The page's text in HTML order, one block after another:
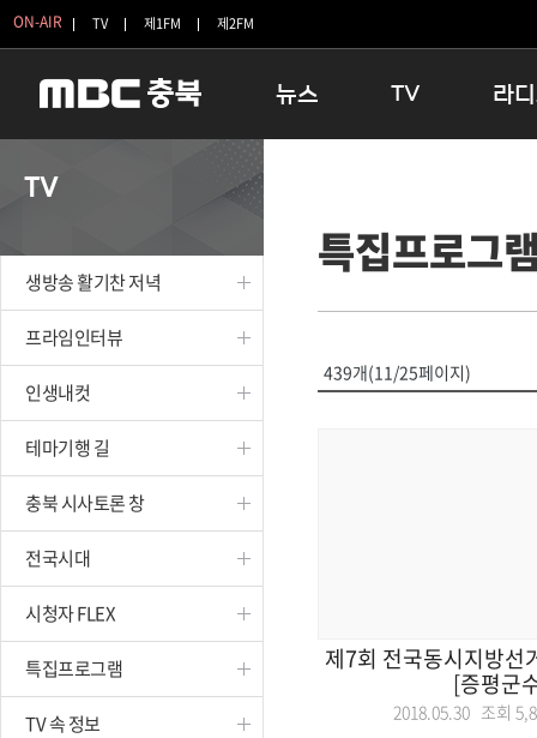
ON-AIR TV 제1FM 제2FM
뉴스
보은
옥천
TV
인생내컷
테마기행 길
시청자 FLEX
특집프로그램
라
16:00 완
우리 고
TV
생방송 활기찬 저녁
프라임인터뷰
인생내컷
테마기행 길
충북 시사토론 창
전국시대
시청자 FLEX
특집프로그램
TV 속 정보
특집프로그
439개(11/25페이지)
제7회 전국동시지방선
[증평군
2018.05.30 조회